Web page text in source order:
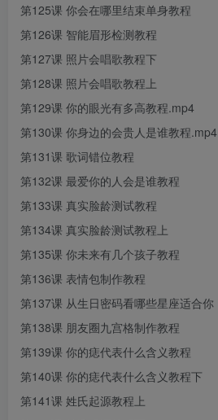
第125课 你会在哪里结束单身教程
第126课 智能眉形检测教程
第127课 照片会唱歌教程下
第128课 照片会唱歌教程上
第129课 你的眼光有多高教程.mp4
第130课 你身边的会贵人是谁教程.mp4
第131课 歌词错位教程
第132课 最爱你的人会是谁教程
第133课 真实脸龄测试教程
第134课 真实脸龄测试教程上
第135课 你未来有几个孩子教程
第136课 表情包制作教程
第137课 从生日密码看哪些星座适合你
第138课 朋友圈九宫格制作教程
第139课 你的痣代表什么含义教程
第140课 你的痣代表什么含义教程下
第141课 姓氏起源教程上